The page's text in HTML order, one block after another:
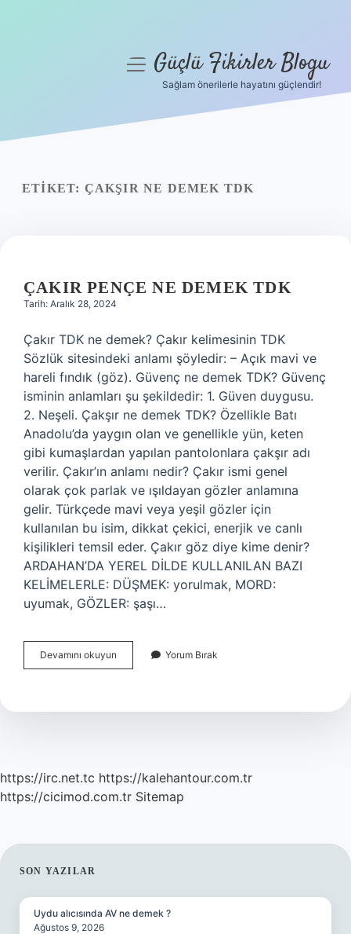
Yasal Uyarı
menüyüGüçlü Fikirler Blogu
Sağlam önerilerle hayatını güçlendir!
ETIKET: ÇAKŞIR NE DEMEK TDK
ÇAKIR PENÇE NE DEMEK TDK
Tarih: Aralık 28, 2024
Çakır TDK ne demek? Çakır kelimesinin TDK
Sözlük sitesindeki anlamı şöyledir: – Açık mavi ve
hareli fındık (göz). Güvenç ne demek TDK? Güvenç
isminin anlamları şu şekildedir: 1. Güven duygusu.
2. Neşeli. Çakşır ne demek TDK? Özellikle Batı
Anadolu’da yaygın olan ve genellikle yün, keten
gibi kumaşlardan yapılan pantolonlara çakşır adı
verilir. Çakır’ın anlamı nedir? Çakır ismi genel
olarak çok parlak ve ışıldayan gözler anlamına
gelir. Türkçede mavi veya yeşil gözler için
kullanılan bu isim, dikkat çekici, enerjik ve canlı
kişilikleri temsil eder. Çakır göz diye kime denir?
ARDAHAN’DA YEREL DİLDE KULLANILAN BAZI
KELİMELERLE: DÜŞMEK: yorulmak, MORD:
uyumak, GÖZLER: şaşı…
Devamını okuyun
Pençe
Tdk
Yorum Bırak
https://irc.net.tc https://kalehantour.com.tr
https://cicimod.com.tr Sitemap
SIDEBAR
SON YAZILAR
Uydu alıcısında AV ne demek ?
Ağustos 9, 2026